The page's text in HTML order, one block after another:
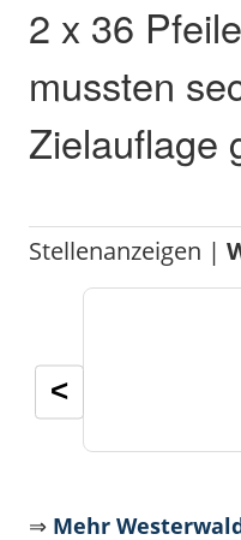
2 x 36
mussten
Zielauflage
Stellenanzeigen |
<
⇒ Mehr